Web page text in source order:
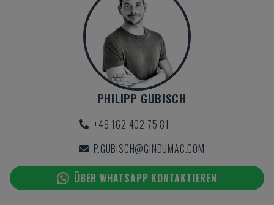
PHILIPP GUBISCH
+49 162 402 75 81
P.GUBISCH@GINDUMAC.COM
ÜBER WHATSAPP KONTAKTIEREN